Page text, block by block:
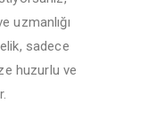
uzmanlığı
sadece
huzurlu ve